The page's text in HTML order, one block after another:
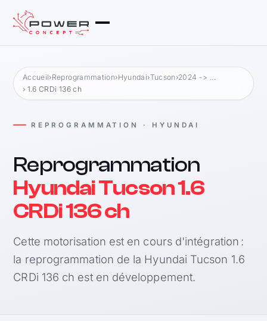
Accueil›Reprogrammation›Hyundai›Tucson ›2024 -> ...
› 1.6 CRDi 136 ch
REPROGRAMMATION · HYUNDAI
Reprogrammation
Hyundai Tucson 1.6
CRDi 136 ch
Cette motorisation est en cours d'intégration :
la reprogrammation de la Hyundai Tucson 1.6
CRDi 136 ch est en développement.